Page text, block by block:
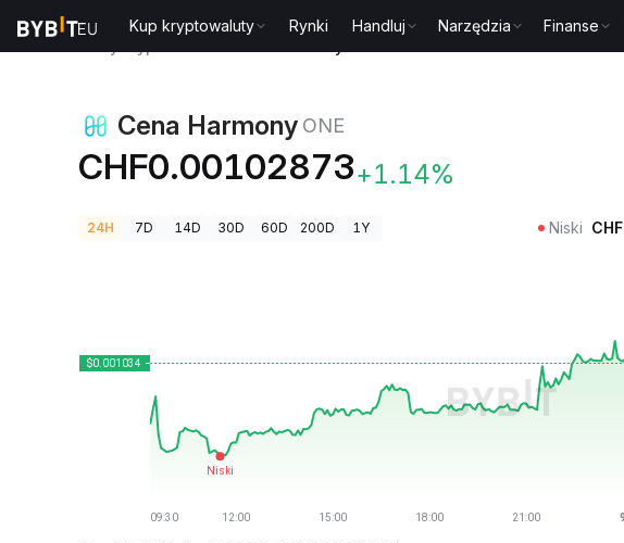
Kup kryptowaluty Rynki Handluj Narzędzia Finanse
Cena Harmony ONE
CHF0.00102873+1.14%
24H 7D 14D 30D 60D 200D 1Y Niski CHF